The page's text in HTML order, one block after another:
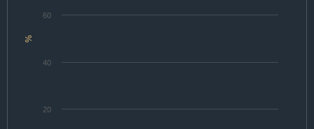
%
20
40
60